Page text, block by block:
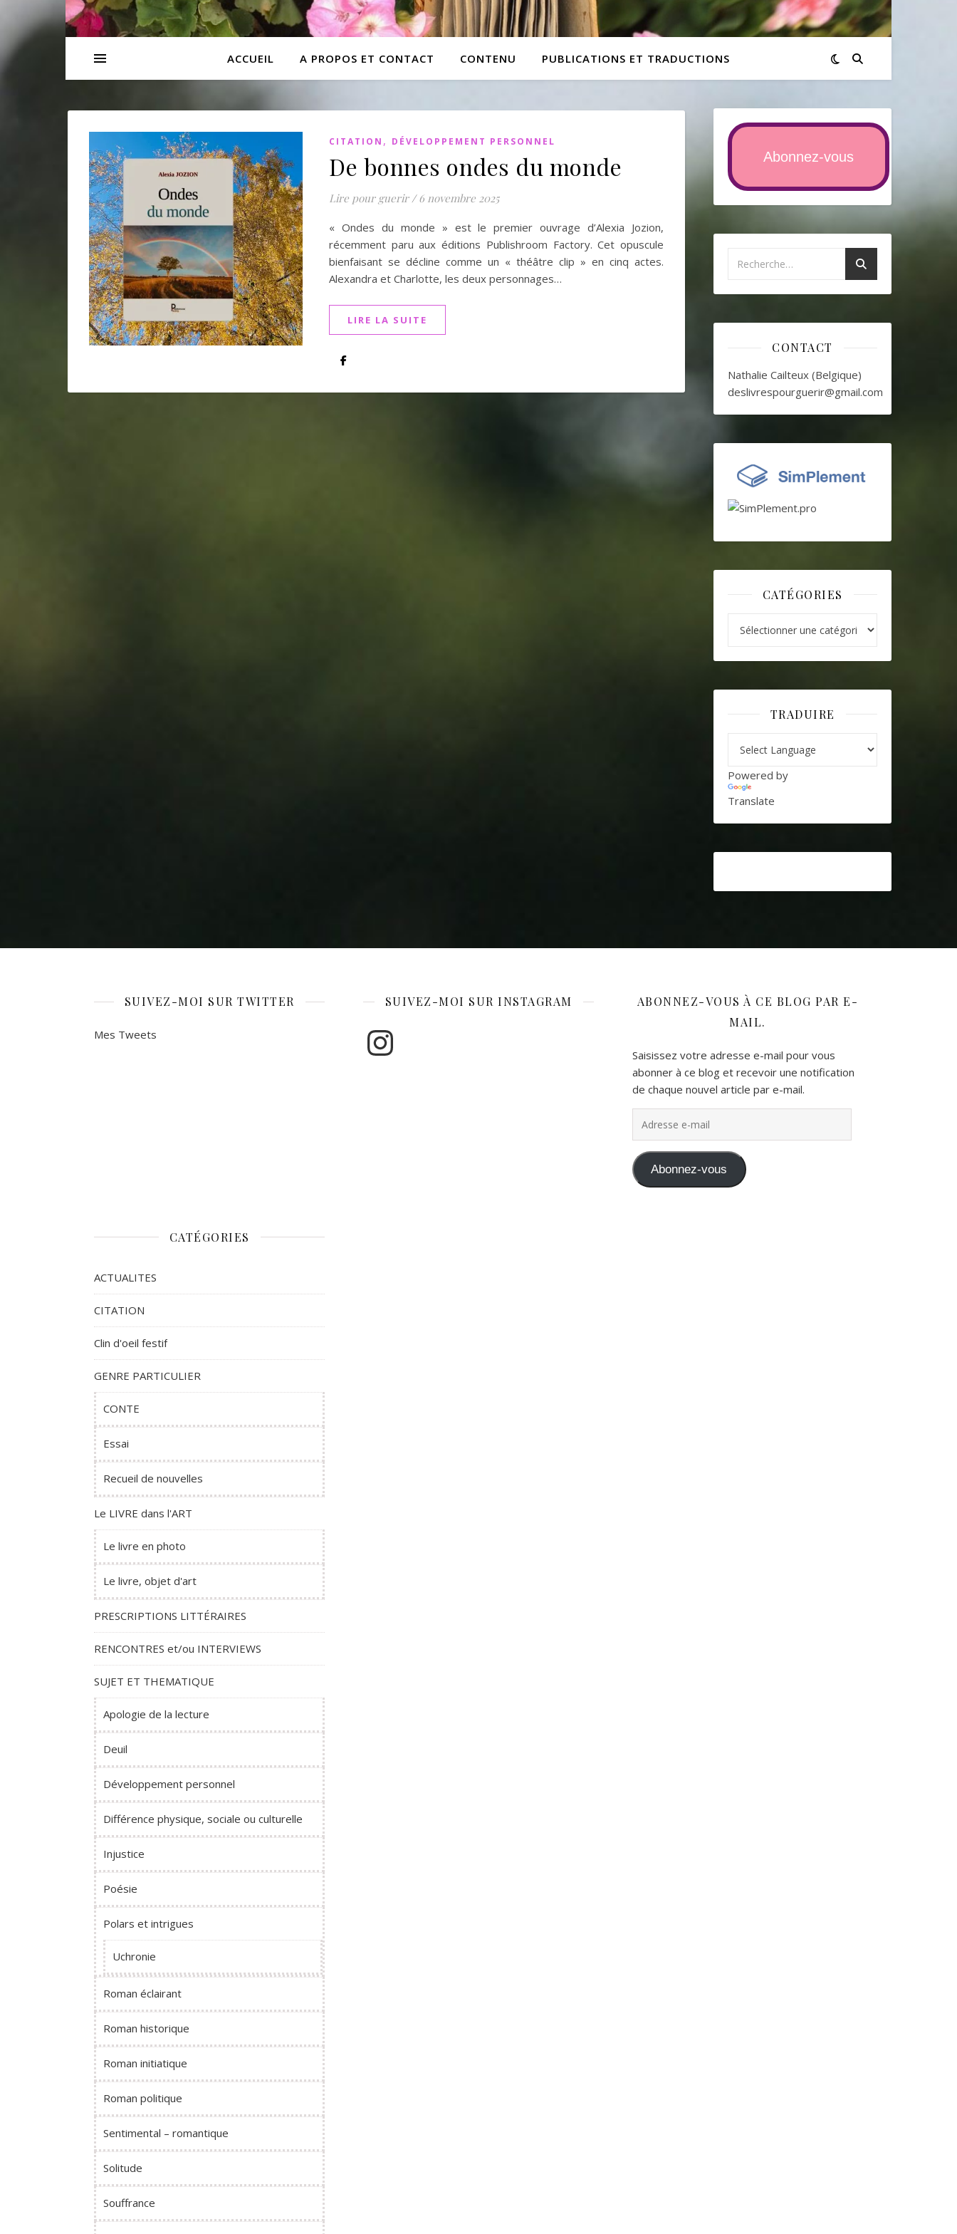
ACCUEIL A PROPOS ET CONTACT CONTENU PUBLICATIONS ET TRADUCTIONS
CITATION , DÉVELOPPEMENT PERSONNEL
De bonnes ondes du monde
Lire pour guerir / 6 novembre 2025
« Ondes du monde » est le premier ouvrage d’Alexia Jozion,
récemment paru aux éditions Publishroom Factory. Cet opuscule
bienfaisant se décline comme un « théâtre clip » en cinq actes.
Alexandra et Charlotte, les deux personnages…
LIRE LA SUITE
Abonnez-vous
CONTACT
Nathalie Cailteux (Belgique)
deslivrespourguerir@gmail.com
CATÉGORIES
TRADUIRE
Powered by
Translate
SUIVEZ-MOI SUR TWITTER
Mes Tweets
SUIVEZ-MOI SUR INSTAGRAM
Instagram
ABONNEZ-VOUS À CE BLOG PAR E-
MAIL.
Saisissez votre adresse e-mail pour vous
abonner à ce blog et recevoir une notification
de chaque nouvel article par e-mail.
Abonnez-vous
CATÉGORIES
ACTUALITES
CITATION
Clin d'oeil festif
GENRE PARTICULIER
CONTE
Essai
Recueil de nouvelles
Le LIVRE dans l'ART
Le livre en photo
Le livre, objet d'art
PRESCRIPTIONS LITTÉRAIRES
RENCONTRES et/ou INTERVIEWS
SUJET ET THEMATIQUE
Apologie de la lecture
Deuil
Développement personnel
Différence physique, sociale ou culturelle
Injustice
Poésie
Polars et intrigues
Uchronie
Roman éclairant
Roman historique
Roman initiatique
Roman politique
Sentimental – romantique
Solitude
Souffrance